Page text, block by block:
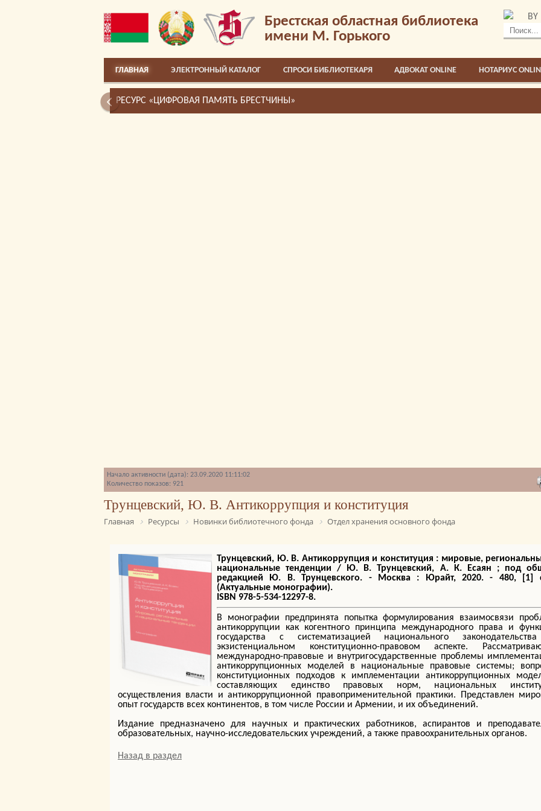
Брестская областная библиотека
имени М. Горького
BY
ГЛАВНАЯ ЭЛЕКТРОННЫЙ КАТАЛОГ СПРОСИ БИБЛИОТЕКАРЯ АДВОКАТ ONLINE НОТАРИУС
РЕСУРС «ЦИФРОВАЯ ПАМЯТЬ БРЕСТЧИНЫ»
Начало активности (дата): 23.09.2020 11:11:02
Количество показов: 921
Трунцевский, Ю. В. Антикоррупция и конституция
Главная Ресурсы Новинки библиотечного фонда Отдел хранения основного фонда
Трунцевский, Ю. В. Антикоррупция и конституция : мировые,
национальные тенденции / Ю. В. Трунцевский, А. К. Есаян ; под
редакцией Ю. В. Трунцевского. - Москва : Юрайт, 2020. - 480, [1]
(Актуальные монографии).
ISBN 978-5-534-12297-8.
В монографии предпринята попытка формулирования взаимосвязи
антикоррупции как когентного принципа международного права и
государства с систематизацией национального
экзистенциальном конституционно-правовом аспекте.
международно-правовые и внутригосударственные проблемы
антикоррупционных моделей в национальные правовые системы;
конституционных подходов к имплементации антикоррупционных
составляющих единство правовых норм, национальных
осуществления власти и антикоррупционной правоприменительной практики. Представлен
опыт государств всех континентов, в том числе России и Армении, и их объединений.
Издание предназначено для научных и практических работников, аспирантов и
образовательных, научно-исследовательских учреждений, а также правоохранительных органов.
Назад в раздел